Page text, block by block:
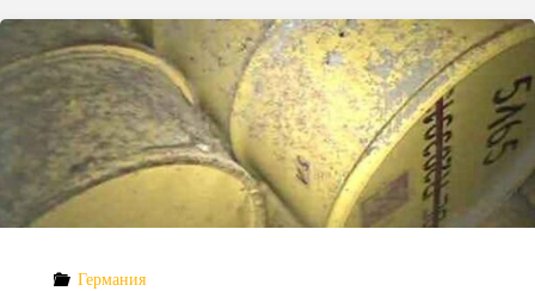
в
США:
под
жилыми
домами
Германия